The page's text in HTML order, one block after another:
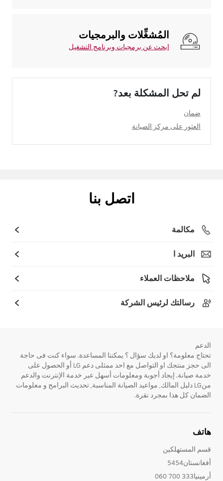
المُشغِّلات والبرمجيات
ابحث عن برمجيات وبرنامج التشغيل
لم تحل المشكلة بعد?
ضمان
العثور على مركز الصيانة
اتصل بنا
مكالمة
البريد ا
ملاحظات العملاء
رسالتك لرئيس الشركة
الدعم
تحتاج معلومة؟ او لديك سؤال ؟ يمكننا المساعدة. سواء كنت فى حاجة
الى حجز منتجك او التواصل مع احد ممثلى دعم LG أو الحصول على
خدمة صيانة. إيجاد أجوبة ومعلومات أسهل عبر خدمة الإنترنت والدعم
منLG دليل المالك, مواعيد الصيانة المناسبة, تحديث البرامج و معلومات
الضمان كل هذا بمجرد نقرة.
هاتف
قسم المستهلكين
أفغانستان5454
أرمينيا333 700 060